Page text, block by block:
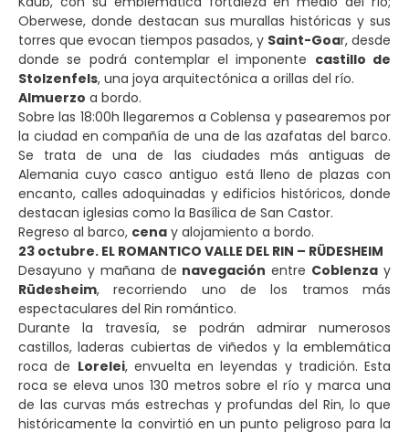
Oberwese, donde destacan sus murallas históricas y sus
torres que evocan tiempos pasados, y Saint-Goar, desde
donde se podrá contemplar el imponente castillo de
Stolzenfels, una joya arquitectónica a orillas del río.
Almuerzo a bordo.
Sobre las 18:00h llegaremos a Coblensa y pasearemos por
la ciudad en compañía de una de las azafatas del barco.
Se trata de una de las ciudades más antiguas de
Alemania cuyo casco antiguo está lleno de plazas con
encanto, calles adoquinadas y edificios históricos, donde
destacan iglesias como la Basílica de San Castor.
Regreso al barco, cena y alojamiento a bordo.
23 octubre. EL ROMANTICO VALLE DEL RIN – RÜDESHEIM
Desayuno y mañana de navegación entre Coblenza y
Rüdesheim, recorriendo uno de los tramos más
espectaculares del Rin romántico.
Durante la travesía, se podrán admirar numerosos
castillos, laderas cubiertas de viñedos y la emblemática
roca de Lorelei, envuelta en leyendas y tradición. Esta
roca se eleva unos 130 metros sobre el río y marca una
de las curvas más estrechas y profundas del Rin, lo que
históricamente la convirtió en un punto peligroso para la